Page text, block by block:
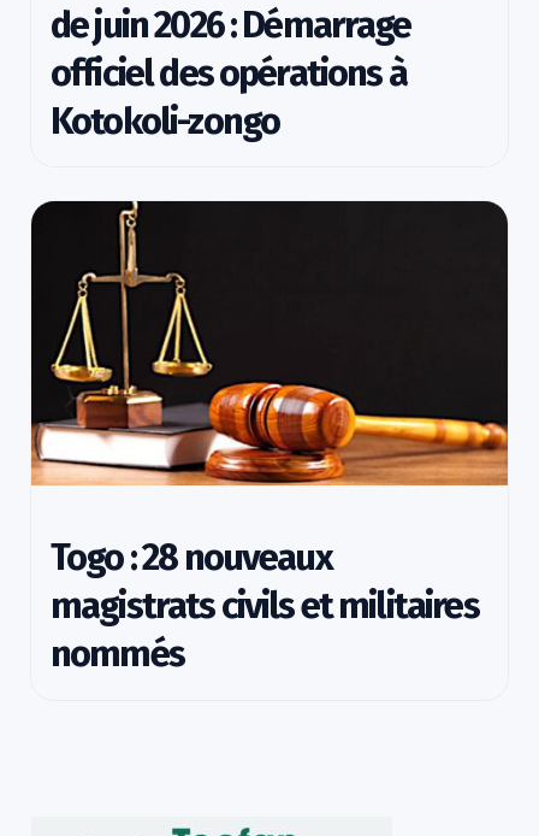
de juin 2026 : Démarrage
officiel des opérations à
Kotokoli-zongo
Togo : 28 nouveaux
magistrats civils et militaires
nommés